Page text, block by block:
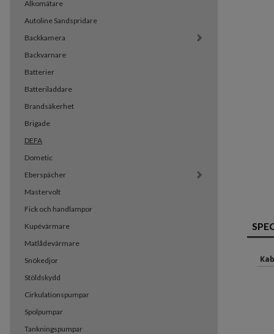
Alkomätare
Autoline Sandspridare
Backkamera
Backvarnare
Batterier
Batteriladdare
Brandsäkerhet
Brigade
DEFA
Dometic
Eberspächer
Mastervolt
Fick och handlampor
Kupévärmare
Matlådevärmare
Snökedjor
Stöldskydd
Cirkulationspumpar
Spolpumpar
Tankningspumpar